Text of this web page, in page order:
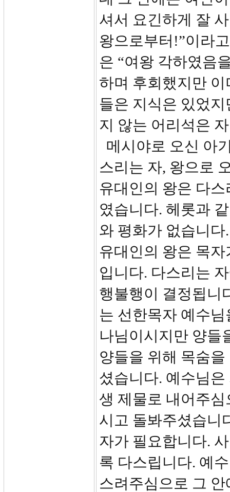
셔서 요긴하게 잘
왕으로부터!”이라
은 “여왕 각하였음
하며 후회했지만
들은 지식은 있었
지 않는 어리석은
메시야로 오신 아
스리는 자, 왕으로
유대인의 왕은 다
였습니다. 헤롯과
와 평화가 없습니
유대인의 왕은 목
입니다. 다스리는
행불행이 결정됩니
는 선한목자 예수
나님이시지만 양들
양들을 위해 목숨
셨습니다. 예수님
생 제물로 내어주
시고 돌봐주셨습니
자가 필요합니다.
록 다스립니다. 예
스려주심으로 그